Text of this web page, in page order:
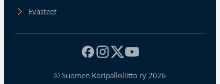
Evästeet
© Suomen Koripalloliitto ry 2026